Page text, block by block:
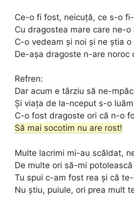
Ce-o fi fost, neicuță, ce s-o
Cu dragostea mare care ne-o
C-o vedeam și noi și ne știa o
De-așa dragoste n-are noroc
Refren:
Dar acum e târziu să ne-
Și viața de la-nceput s-o
C-o fost dragoste ori că n-o
Să mai socotim nu are rost!
Multe lacrimi mi-au scăldat,
De multe ori să-mi
Tu spui c-am fost rea și că
Nu știu, puiule, ori prea mult